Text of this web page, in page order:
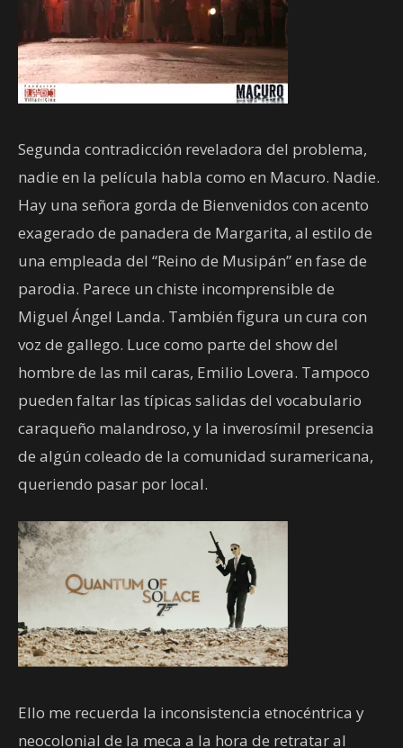
Segunda contradicción reveladora del problema,
nadie en la película habla como en Macuro. Nadie.
Hay una señora gorda de Bienvenidos con acento
exagerado de panadera de Margarita, al estilo de
una empleada del “Reino de Musipán” en fase de
parodia. Parece un chiste incomprensible de
Miguel Ángel Landa. También figura un cura con
voz de gallego. Luce como parte del show del
hombre de las mil caras, Emilio Lovera. Tampoco
pueden faltar las típicas salidas del vocabulario
caraqueño malandroso, y la inverosímil presencia
de algún coleado de la comunidad suramericana,
queriendo pasar por local.
Ello me recuerda la inconsistencia etnocéntrica y
neocolonial de la meca a la hora de retratar al